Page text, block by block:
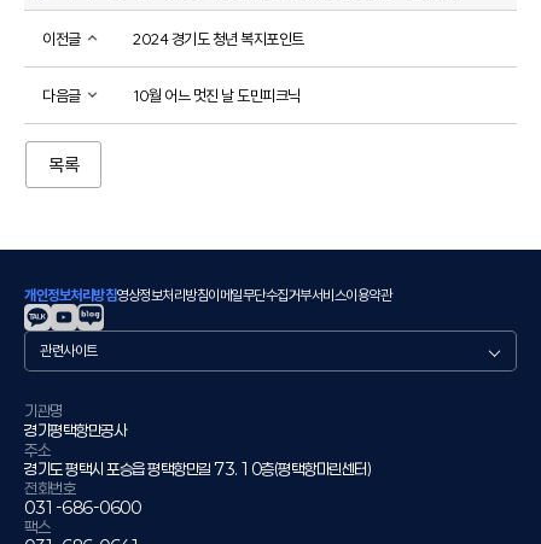
이전글 2024 경기도 청년 복지포인트
다음글 10월 어느 멋진 날 도민피크닉
목록
개인정보처리방침영상정보처리방침이메일무단수집거부서비스이용약관
관
련
이
트
기관명
경기평택항만공사
주소
경기도 평택시 포승읍 평택항만길 73. 10층(평택항마린센터)
전화번호
031-686-0600
팩스